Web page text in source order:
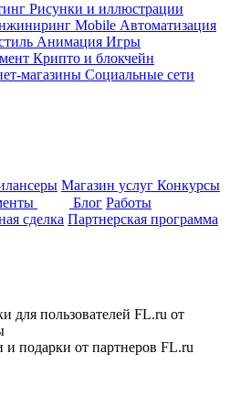
Рисунки и иллюстрации
Mobile Автоматизация
Анимация Игры
Крипто и блокчейн
магазины Социальные сети
Магазин услуг Конкурсы
Блог Работы
сделка Партнерская программа
для пользователей FL.ru от
подарки от партнеров FL.ru